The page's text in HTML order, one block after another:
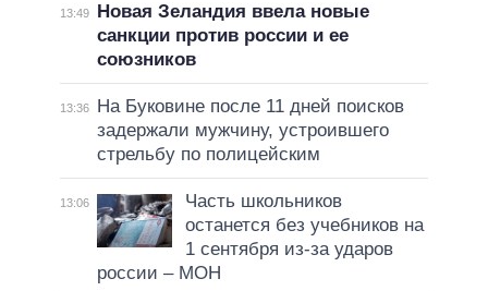
13:49
Новая Зеландия ввела новые
санкции против россии и ее
союзников
13:36
На Буковине после 11 дней поисков
задержали мужчину, устроившего
стрельбу по полицейским
13:06
Часть школьников
останется без учебников на
1 сентября из-за ударов
россии – МОН